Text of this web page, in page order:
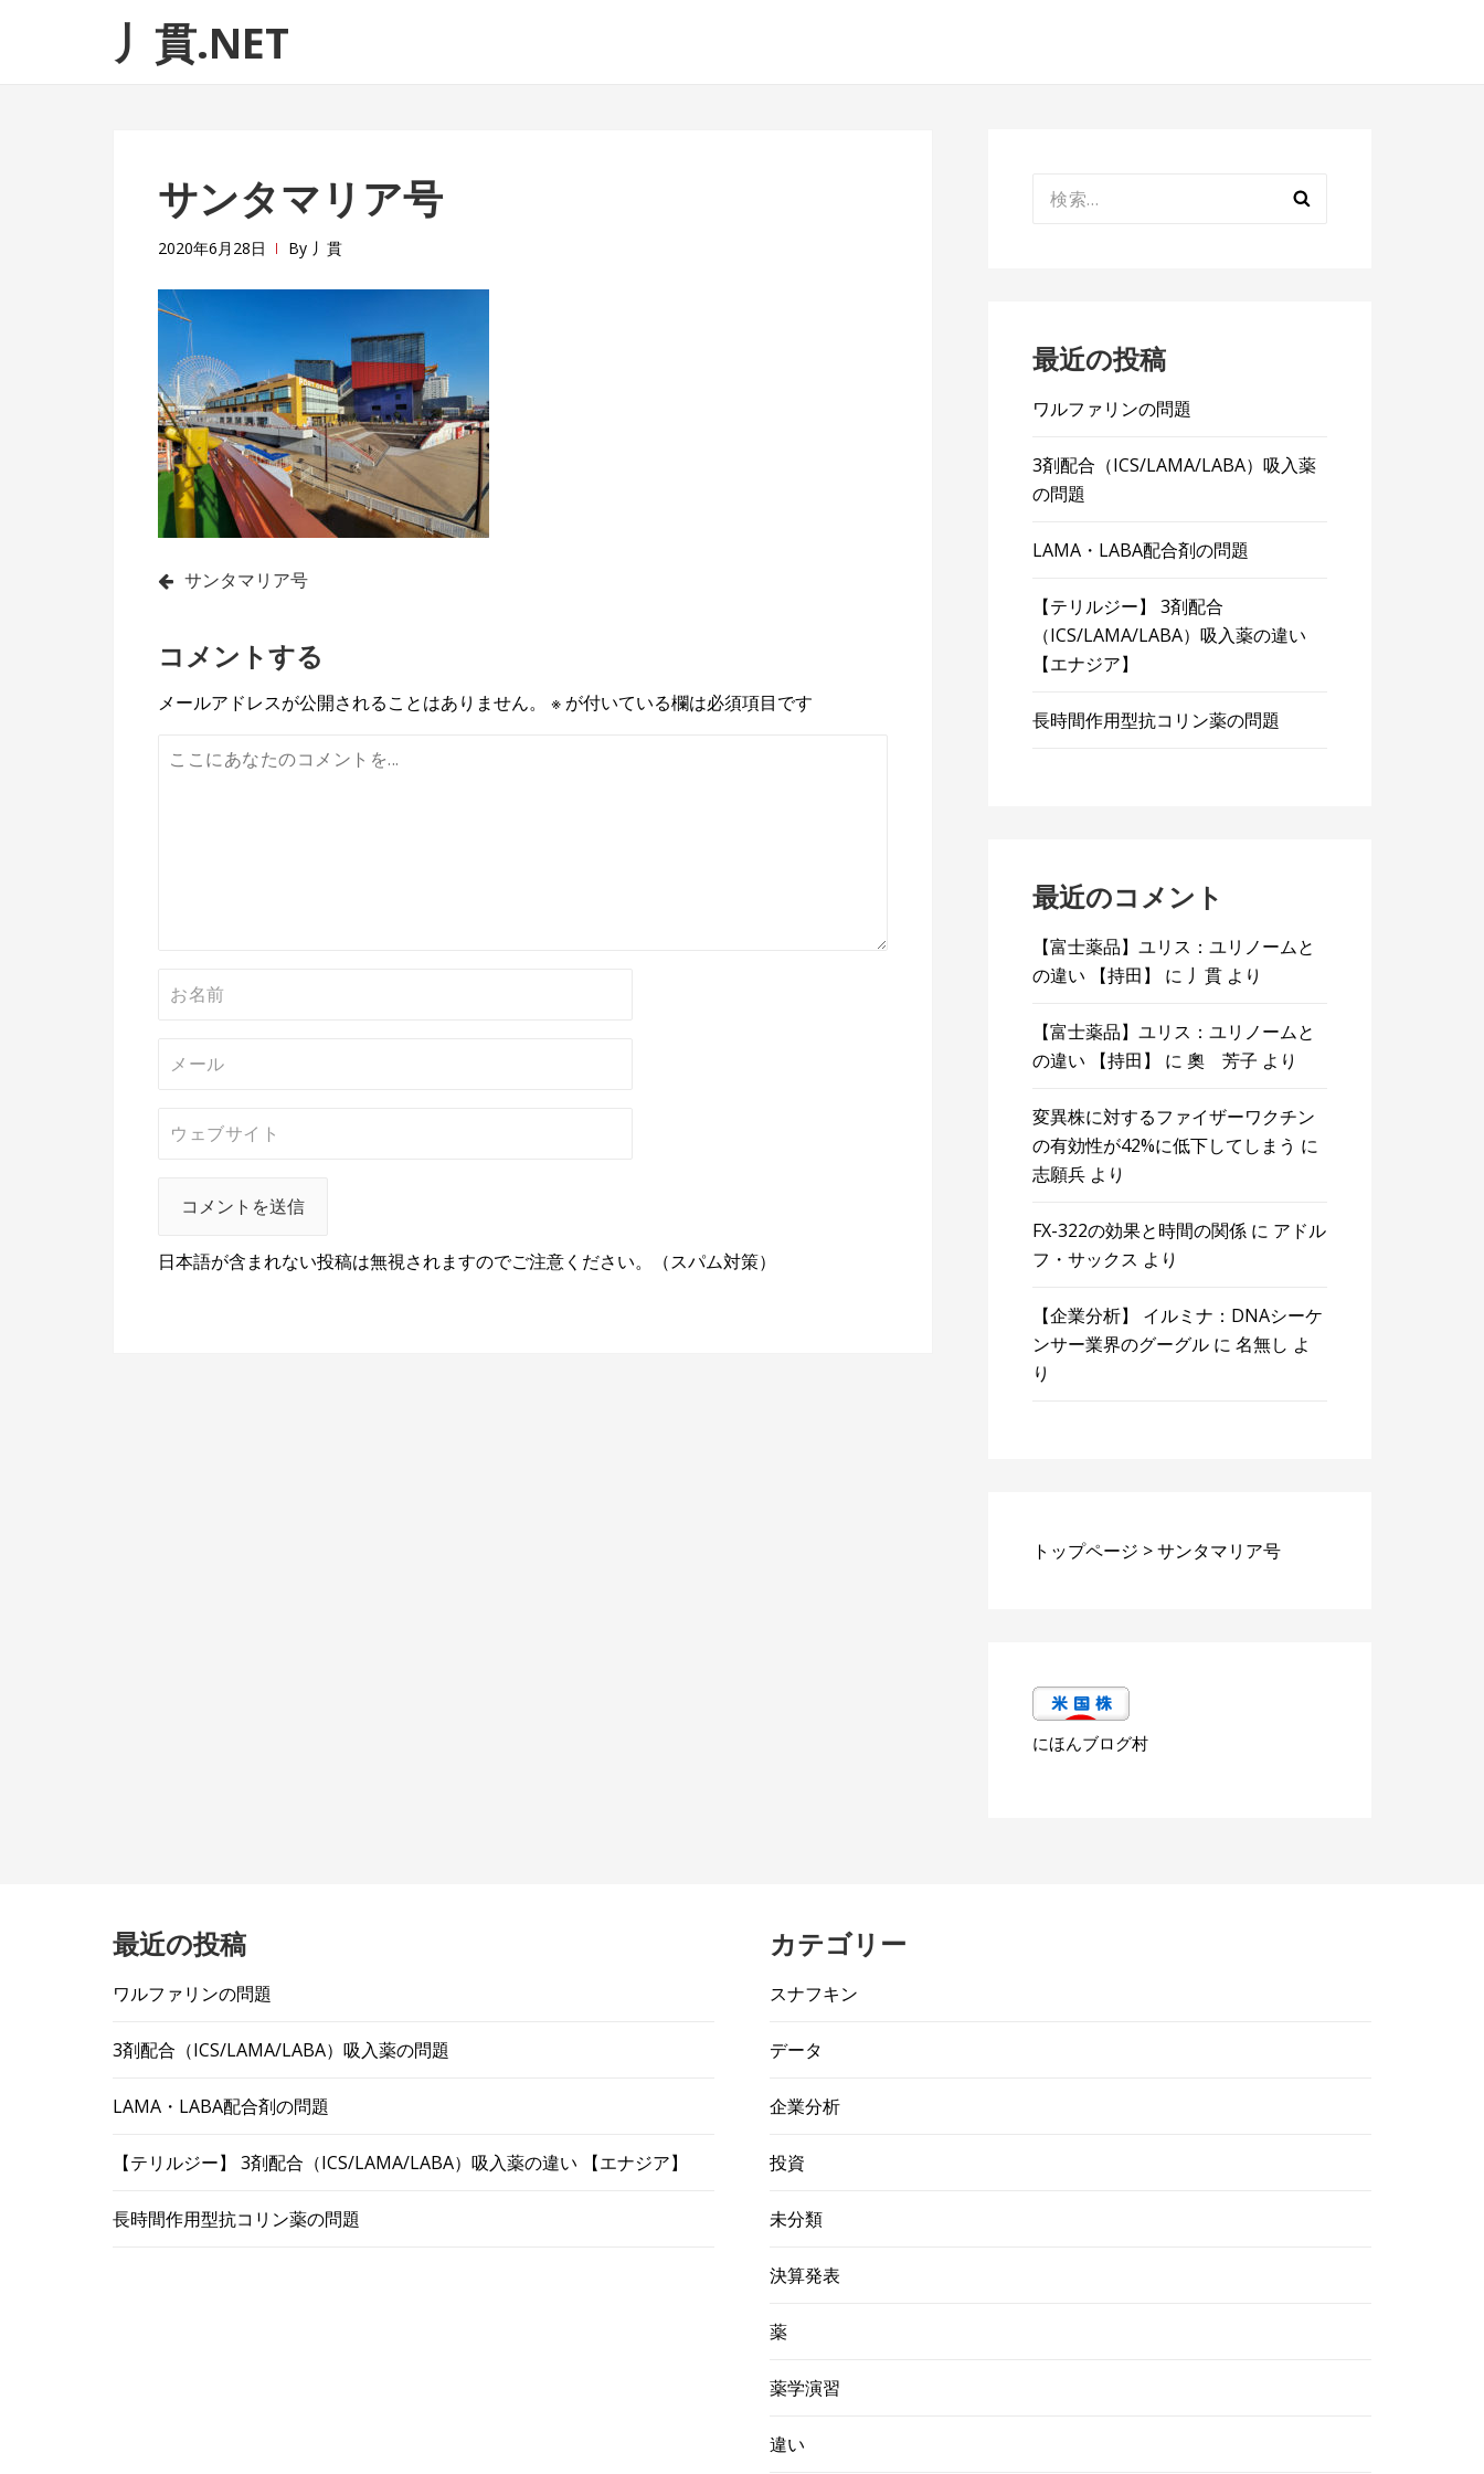
ゲ
テ丿貫.NET
サンタマリア号
2020年6月28日 By 丿貫
投
ナ
ビ
ゲ
サンタマリア号
コメントする
メールアドレスが公開されることはありません。 ※ が付いている欄は必須項目です
日本語が含まれない投稿は無視されますのでご注意ください。（スパム対策）
索:
最近の投稿
ワルファリンの問題
3剤配合（ICS/LAMA/LABA）吸入薬
の問題
LAMA・LABA配合剤の問題
【テリルジー】 3剤配合
（ICS/LAMA/LABA）吸入薬の違い
【エナジア】
長時間作用型抗コリン薬の問題
最近のコメント
【富士薬品】ユリス：ユリノームと
の違い 【持田】
に 丿貫 より
【富士薬品】ユリス：ユリノームと
の違い 【持田】
に奧 芳子 より
変異株に対するファイザーワクチン
の有効性が42%に低下してしまう に
志願兵 より
FX-322の効果と時間の関係 に アドル
フ・サックス より
【企業分析】 イルミナ：DNAシーケ
ンサー業界のグーグル に名無し よ
り
トップページ >サンタマリア号
にほんブログ村
最近の投稿
ワルファリンの問題
3剤配合（ICS/LAMA/LABA）吸入薬の問題
LAMA・LABA配合剤の問題
【テリルジー】 3剤配合（ICS/LAMA/LABA）吸入薬の違い 【エナジア】
長時間作用型抗コリン薬の問題
カテゴリー
スナフキン
データ
企業分析
投資
未分類
決算発表
薬
薬学演習
違い